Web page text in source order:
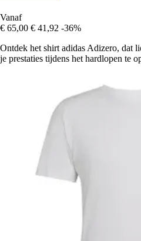
Vanaf
€ 65,00 € 41,92 -36%
Ontdek het shirt adidas Adizero, dat
je prestaties tijdens het hardlopen te